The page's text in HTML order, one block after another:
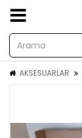
AKSESUARLAR